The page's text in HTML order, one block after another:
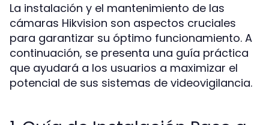
La instalación y el mantenimiento de las
cámaras Hikvision son aspectos cruciales
para garantizar su óptimo funcionamiento. A
continuación, se presenta una guía práctica
que ayudará a los usuarios a maximizar el
potencial de sus sistemas de videovigilancia.